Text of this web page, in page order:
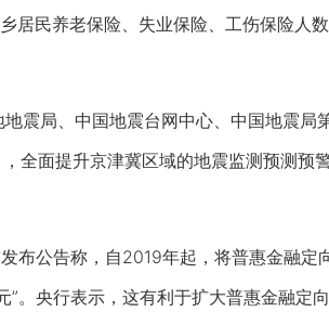
居民养老保险、失业保险、工伤保险人
局、中国地震台网中心、中国地震局
全面提升京津冀区域的地震监测预测预
公告称，自2019年起，将普惠金融定
”。央行表示，这有利于扩大普惠金融